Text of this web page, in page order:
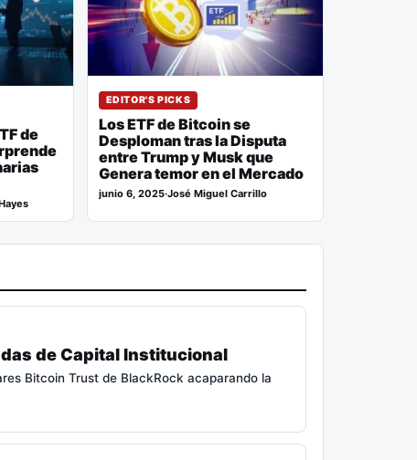
de
EDITOR'S PICKS
Los ETF de Bitcoin se
Desploman tras la Disputa
entre Trump y Musk que
Genera temor en el Mercado
junio 6, 2025·José Miguel Carrillo
de Capital Institucional
Bitcoin Trust de BlackRock acaparando la